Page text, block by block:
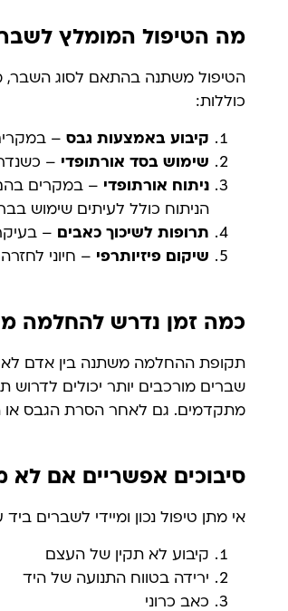
מה הטיפול המומלץ
הטיפול משתנה בהתאם לסוג השבר,
כוללות:
קיבוע באמצעות גבס –
שימוש בסד אורתופדי –
ניתוח אורתופדי – במקרים
הניתוח כולל לעיתים שימוש
תרופות לשיכוך כאבים –
שיקום פיזיותרפי – חיוני
כמה זמן נדרש להחלמה
שברים מורכבים יותר יכולים לדרוש
מתקדמים. גם לאחר הסרת הגבס או
סיבוכים אפשריים אם לא
אי מתן טיפול נכון ומיידי לשברים
קיבוע לא תקין של העצם
ירידה בטווח התנועה של היד
כאב כרוני